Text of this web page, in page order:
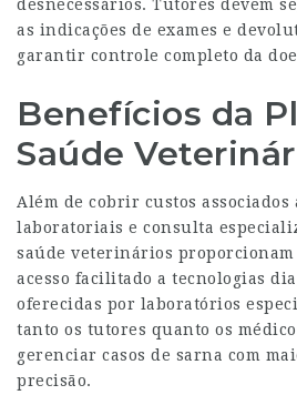
desnecessários. Tutores devem
as indicações de exames e
garantir controle completo da
Benefícios da
Saúde
Além de cobrir custos associados
laboratoriais e consulta
saúde veterinários
acesso facilitado a tecnologias
oferecidas por laboratórios
tanto os tutores quanto os
gerenciar casos de sarna com
precisão.